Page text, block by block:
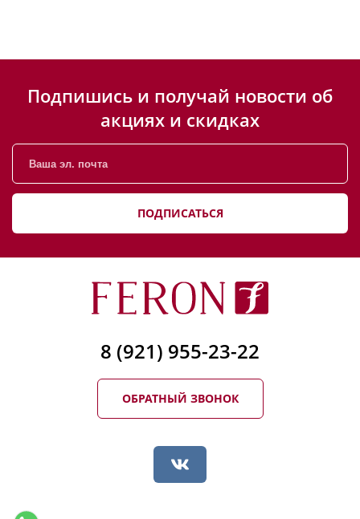
Подпишись и получай новости об
акциях и скидках
ПОДПИСАТЬСЯ
8 (921) 955-23-22
ОБРАТНЫЙ ЗВОНОК